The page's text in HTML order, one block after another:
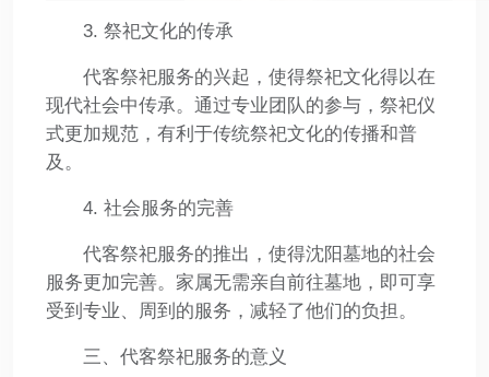
3. 祭祀文化的传承
代客祭祀服务的兴起，使得祭祀文化得以在
现代社会中传承。通过专业团队的参与，祭祀仪
式更加规范，有利于传统祭祀文化的传播和普
及。
4. 社会服务的完善
代客祭祀服务的推出，使得沈阳墓地的社会
服务更加完善。家属无需亲自前往墓地，即可享
受到专业、周到的服务，减轻了他们的负担。
三、代客祭祀服务的意义